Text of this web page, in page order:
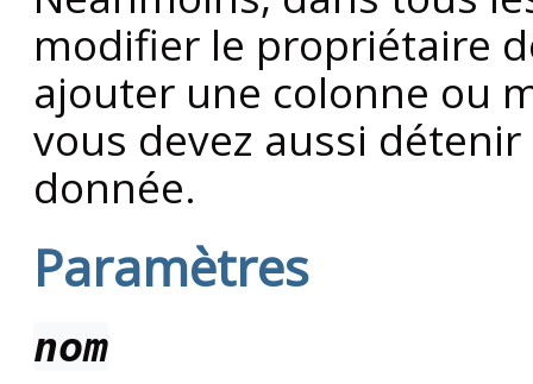
modifier le propriétaire
ajouter une colonne ou
vous devez aussi
donnée.
Paramètres
nom